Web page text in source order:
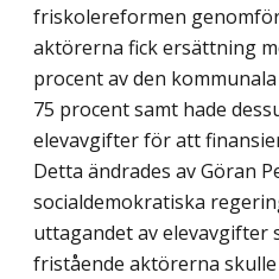
friskolereformen
aktörerna fick ersättning
procent av den
75 procent samt hade
elevavgifter för att
Detta ändrades av Göran
socialdemokratiska
uttagandet av elevavgifter
fristående aktörerna